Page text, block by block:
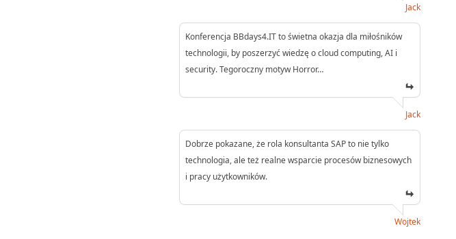
Jack
Konferencja BBdays4.IT to świetna okazja dla miłośników
technologii, by poszerzyć wiedzę o cloud computing, AI i
security. Tegoroczny motyw Horror…
Jack
Dobrze pokazane, że rola konsultanta SAP to nie tylko
technologia, ale też realne wsparcie procesów biznesowych
i pracy użytkowników.
Wojtek